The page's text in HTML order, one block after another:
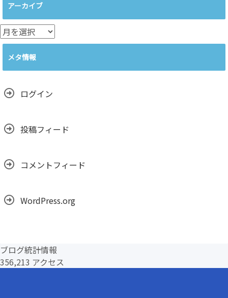
リ
ー
アーカイブ
ア
ー
イ
メタ情報
ログイン
投稿フィード
コメントフィード
WordPress.org
ブログ統計情報
356,213 アクセス